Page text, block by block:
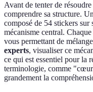
Avant de tenter de
comprendre sa structure.
composé de 54 stickers
mécanisme central.
vous permettant de
experts, visualiser ce
ce qui est essentiel pour la
terminologie, comme
grandement la